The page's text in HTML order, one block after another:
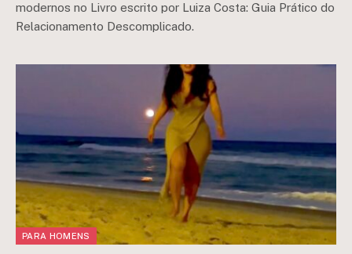
modernos no Livro escrito por Luiza Costa: Guia Prático do
Relacionamento Descomplicado.
PARA HOMENS